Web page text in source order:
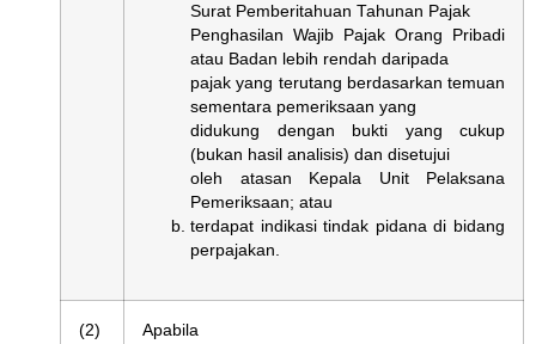
Surat Pemberitahuan Tahunan Pajak
Penghasilan Wajib Pajak Orang Pribadi
atau Badan lebih rendah daripada
pajak yang terutang berdasarkan temuan
sementara pemeriksaan yang
didukung dengan bukti yang cukup
(bukan hasil analisis) dan disetujui
oleh atasan Kepala Unit Pelaksana
Pemeriksaan; atau
terdapat indikasi tindak pidana di bidang
perpajakan.
(2)
Apabila